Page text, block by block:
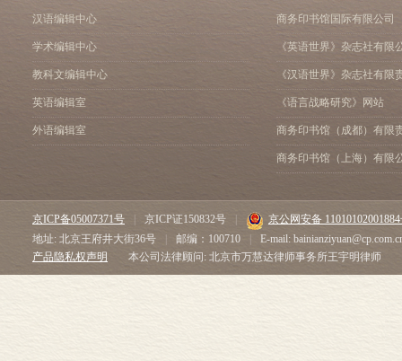
汉语编辑中心
学术编辑中心
教科文编辑中心
英语编辑室
外语编辑室
商务印书馆国际有限公司
《英语世界》杂志社有限
《汉语世界》杂志社有限
《语言战略研究》网站
商务印书馆（成都）有限
商务印书馆（上海）有限
京ICP备05007371号 京ICP证150832号
京公网安备
地址: 北京王府井大街36号
| 邮编：100710 |
E-mail:
产品隐私权声明
本公司法律顾问: 北京市万慧达律师事务所王宇明律师